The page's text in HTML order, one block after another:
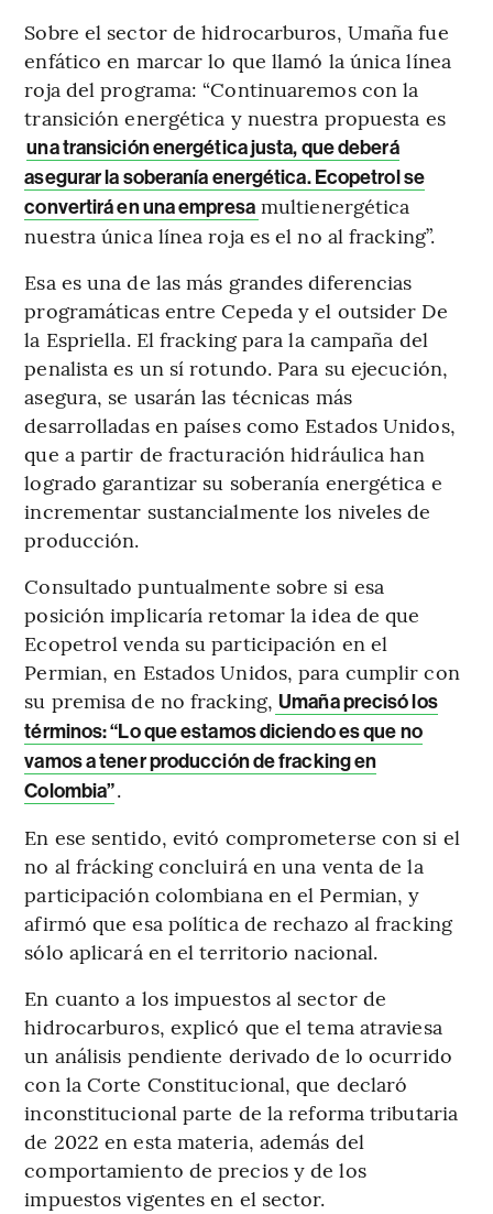
Sobre el sector de hidrocarburos, Umaña fue
enfático en marcar lo que llamó la única línea
roja del programa: “Continuaremos con la
transición energética y nuestra propuesta es
una transición energética justa, que deberá
asegurar la soberanía energética. Ecopetrol se
convertirá en una empresa multienergética
nuestra única línea roja es el no al fracking”.
Esa es una de las más grandes diferencias
programáticas entre Cepeda y el outsider De
la Espriella. El fracking para la campaña del
penalista es un sí rotundo. Para su ejecución,
asegura, se usarán las técnicas más
desarrolladas en países como Estados Unidos,
que a partir de fracturación hidráulica han
logrado garantizar su soberanía energética e
incrementar sustancialmente los niveles de
producción.
Consultado puntualmente sobre si esa
posición implicaría retomar la idea de que
Ecopetrol venda su participación en el
Permian, en Estados Unidos, para cumplir con
su premisa de no fracking, Umaña precisó los
términos: “Lo que estamos diciendo es que no
vamos a tener producción de fracking en
Colombia”.
En ese sentido, evitó comprometerse con si el
no al frácking concluirá en una venta de la
participación colombiana en el Permian, y
afirmó que esa política de rechazo al fracking
sólo aplicará en el territorio nacional.
En cuanto a los impuestos al sector de
hidrocarburos, explicó que el tema atraviesa
un análisis pendiente derivado de lo ocurrido
con la Corte Constitucional, que declaró
inconstitucional parte de la reforma tributaria
de 2022 en esta materia, además del
comportamiento de precios y de los
impuestos vigentes en el sector.